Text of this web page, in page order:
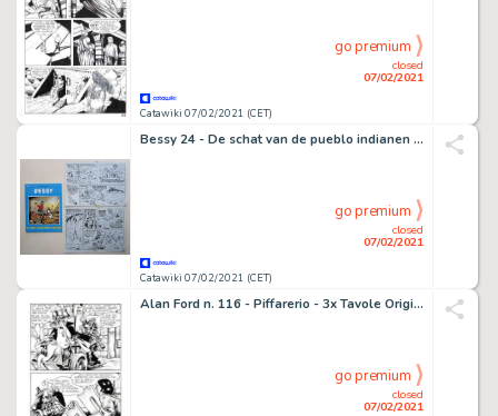
Catawiki 07/02/2021 (CET)
closed
07/02/2021
go premium
Bessy 24 - De schat van de pueblo indianen + originele pagina (p.22) - Softcover - First edition - (2010)
Catawiki 07/02/2021 (CET)
closed
07/02/2021
go premium
Alan Ford n. 116 - Piffarerio - 3x Tavole Originali "Ai bei tempi che furono" - Loose page - (1979)
closed
07/02/2021
go premium